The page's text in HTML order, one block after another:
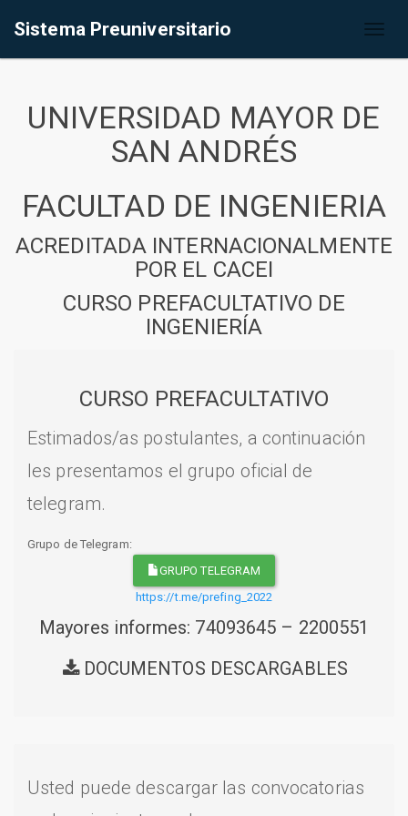
Sistema Preuniversitario
UNIVERSIDAD MAYOR DE
SAN ANDRÉS
FACULTAD DE INGENIERIA
ACREDITADA INTERNACIONALMENTE
POR EL CACEI
CURSO PREFACULTATIVO DE
INGENIERÍA
CURSO PREFACULTATIVO
Estimados/as postulantes, a continuación
les presentamos el grupo oficial de
telegram.
Grupo de Telegram:
GRUPO TELEGRAM
https://t.me/prefing_2022
Mayores informes: 74093645 – 2200551
DOCUMENTOS DESCARGABLES
Usted puede descargar las convocatorias